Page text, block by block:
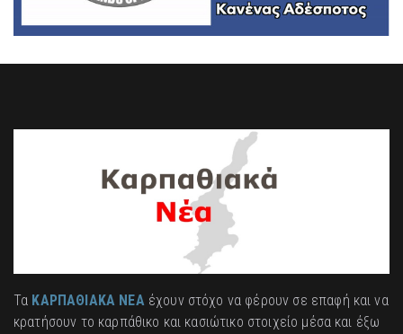
Τα ΚΑΡΠΑΘΙΑΚΑ ΝΕΑέχουν στόχο να φέρουν σε επαφή και να
κρατήσουν το καρπάθικο και κασιώτικο στοιχείο μέσα και έξω